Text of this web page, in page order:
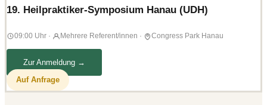
19. Heilpraktiker-Symposium Hanau (UDH)
09:00 Uhr · Mehrere Referent/innen · Congress Park Hanau
Zur Anmeldung →
Auf Anfrage